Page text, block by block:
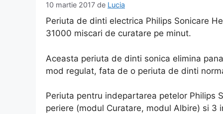
10 martie 2017 de Lucia
Periuta de dinti electrica Philips Sonicare
31000 miscari de curatare pe minut.
Aceasta periuta de dinti sonica elimina
mod regulat, fata de o periuta de dinti
Periuta pentru indepartarea petelor Philips
periere (modul Curatare, modul Albire) si